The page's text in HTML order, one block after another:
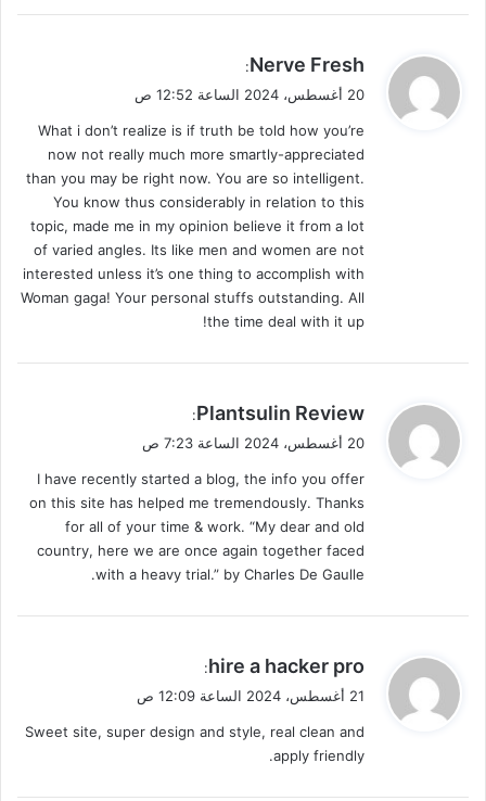
ي
ق
ل
Nerve Fresh
:
20 أغسطس، 2024 الساعة 12:52 ص
What i don’t realize is if truth be told how you’re
now not really much more smartly-appreciated
than you may be right now. You are so intelligent.
You know thus considerably in relation to this
topic, made me in my opinion believe it from a lot
of varied angles. Its like men and women are not
interested unless it’s one thing to accomplish with
Woman gaga! Your personal stuffs outstanding. All
the time deal with it up!
ي
ق
ل
Plantsulin Review
:
20 أغسطس، 2024 الساعة 7:23 ص
I have recently started a blog, the info you offer
on this site has helped me tremendously. Thanks
for all of your time & work. “My dear and old
country, here we are once again together faced
with a heavy trial.” by Charles De Gaulle.
ي
ق
ل
hire a hacker pro
:
21 أغسطس، 2024 الساعة 12:09 ص
Sweet site, super design and style, real clean and
apply friendly.